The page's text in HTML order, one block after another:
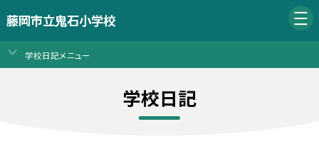
藤岡市立鬼石小学校
学校日記メニュー
学校日記